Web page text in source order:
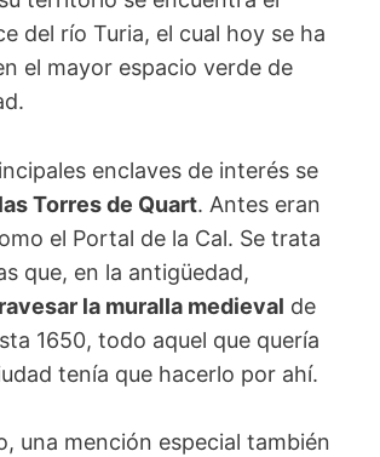
del río Turia, el cual hoy se ha
el mayor espacio verde de
enclaves de interés se
las Torres de Quart. Antes eran
el Portal de la Cal. Se trata
que, en la antigüedad,
la muralla medieval de
1650, todo aquel que quería
tenía que hacerlo por ahí.
una mención especial también